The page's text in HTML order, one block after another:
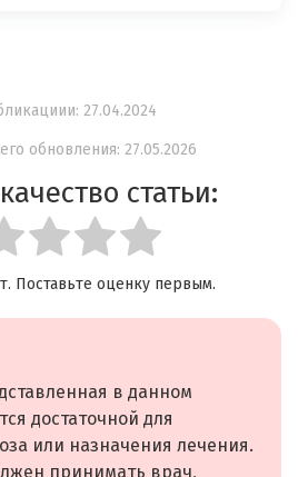
27.04.2024
обновления: 27.05.2026
статьи:
Поставьте оценку первым.
в данном
достаточной для
или назначения лечения.
принимать врач,